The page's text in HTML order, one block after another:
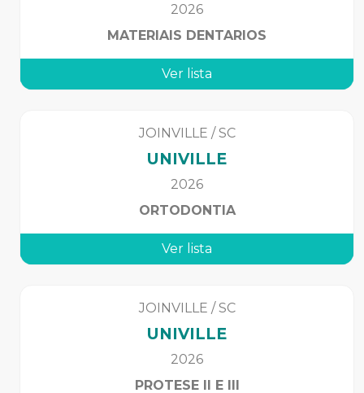
2026
MATERIAIS DENTARIOS
Ver lista
JOINVILLE /SC
UNIVILLE
2026
ORTODONTIA
Ver lista
JOINVILLE /SC
UNIVILLE
2026
PROTESE II E III